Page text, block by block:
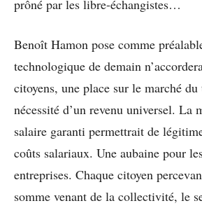
prôné par les libre-échangistes…
Benoît Hamon pose comme
technologique de demain
citoyens, une place sur le marché
nécessité d’un revenu universel. La
salaire garanti permettrait de
coûts salariaux. Une aubaine pour
entreprises. Chaque citoyen
somme venant de la collectivité, le